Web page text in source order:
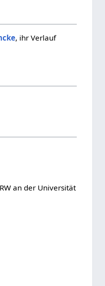
, ihr Verlauf
an der Universität